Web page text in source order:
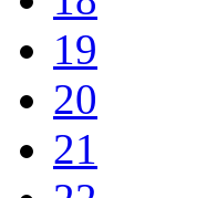
19
20
21